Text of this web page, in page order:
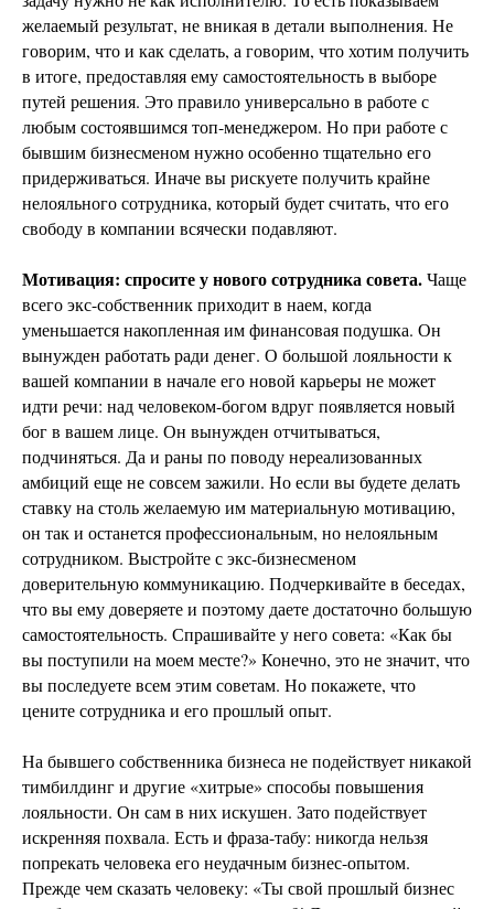
желаемый результат, не вникая в детали выполнения. Не
говорим, что и как сделать, а говорим, что хотим получить
в итоге, предоставляя ему самостоятельность в выборе
путей решения. Это правило универсально в работе с
любым состоявшимся топ-менеджером. Но при работе с
бывшим бизнесменом нужно особенно тщательно его
придерживаться. Иначе вы рискуете получить крайне
нелояльного сотрудника, который будет считать, что его
свободу в компании всячески подавляют.
Мотивация: спросите у нового сотрудника совета.Чаще
всего экс-собственник приходит в наем, когда
уменьшается накопленная им финансовая подушка. Он
вынужден работать ради денег. О большой лояльности к
вашей компании в начале его новой карьеры не может
идти речи: над человеком-богом вдруг появляется новый
бог в вашем лице. Он вынужден отчитываться,
подчиняться. Да и раны по поводу нереализованных
амбиций еще не совсем зажили. Но если вы будете делать
ставку на столь желаемую им материальную мотивацию,
он так и останется профессиональным, но нелояльным
сотрудником. Выстройте с экс-бизнесменом
доверительную коммуникацию. Подчеркивайте в беседах,
что вы ему доверяете и поэтому даете достаточно большую
самостоятельность. Спрашивайте у него совета: «Как бы
вы поступили на моем месте?» Конечно, это не значит, что
вы последуете всем этим советам. Но покажете, что
цените сотрудника и его прошлый опыт.
На бывшего собственника бизнеса не подействует никакой
тимбилдинг и другие «хитрые» способы повышения
лояльности. Он сам в них искушен. Зато подействует
искренняя похвала. Есть и фраза-табу: никогда нельзя
попрекать человека его неудачным бизнес-опытом.
Прежде чем сказать человеку: «Ты свой прошлый бизнес